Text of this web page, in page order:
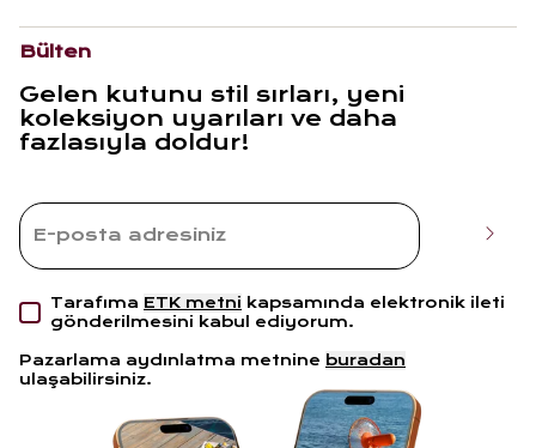
Bülten
Gelen kutunu stil sırları, yeni
koleksiyon uyarıları ve daha
fazlasıyla doldur!
Tarafıma ETK metni kapsamında elektronik ileti
gönderilmesini kabul ediyorum.
Pazarlama aydınlatma metnine buradan
ulaşabilirsiniz.